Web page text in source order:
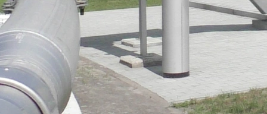
Städte
Regen- und Grauwasser dienen als Ressource und